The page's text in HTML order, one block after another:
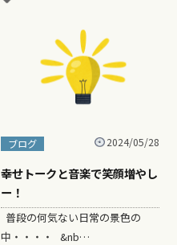
ブログ 2024/05/28
幸せトークと音楽で笑顔増やし
ー！
普段の何気ない日常の景色の
中・・・・ &nb…